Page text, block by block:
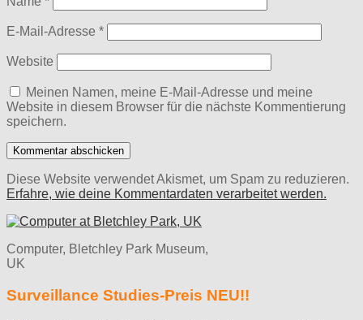
E-Mail-Adresse *
Website
Meinen Namen, meine E-Mail-Adresse und meine
Website in diesem Browser für die nächste Kommentierung
speichern.
Diese Website verwendet Akismet, um Spam zu reduzieren.
Erfahre, wie deine Kommentardaten verarbeitet werden.
Computer, Bletchley Park Museum,
UK
Surveillance Studies-Preis NEU!!